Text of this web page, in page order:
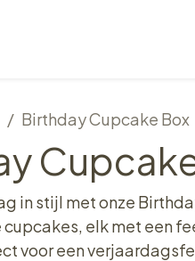
Birthday Cupcake Box
in stijl met onze
elk met een
voor een